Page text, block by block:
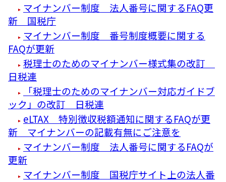
マイナンバー制度 法人番号に関するFAQ更
新 国税庁
マイナンバー制度 番号制度概要に関する
FAQが更新
税理士のためのマイナンバー様式集の改訂
日税連
「税理士のためのマイナンバー対応ガイドブ
ック」の改訂 日税連
eLTAX 特別徴収税額通知に関するFAQが更
新 マイナンバーの記載有無にご注意を
マイナンバー制度 法人番号に関するFAQが
更新
マイナンバー制度 国税庁サイト上の法人番